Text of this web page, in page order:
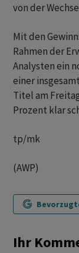
von der
Mit den
Rahmen der
Analysten ein
einer
Titel am
Prozent klar
tp/mk
(AWP)
Ihr